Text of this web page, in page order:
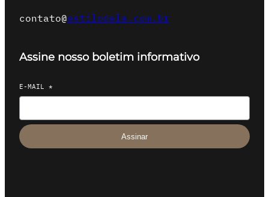
contato@estilodela.com.br
Assine nosso boletim informativo
E-MAIL *
Assinar